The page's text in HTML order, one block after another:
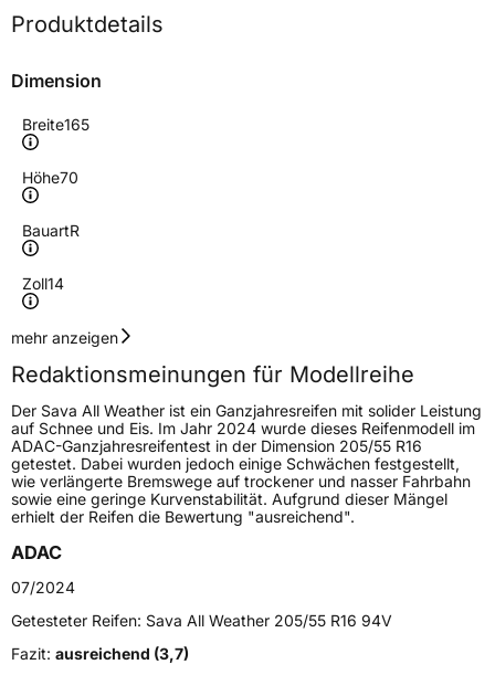
Produktdetails
Dimension
Breite165
Höhe70
BauartR
Zoll14
Geschwindigkeitsindex
Höchstgeschwindigkeit
190 km/h
Lastindex81
Höchstlast462 kg
Gewicht (in kg)6 kg
Generelle Merkmale
Fahrzeugtyp
VerwendungGanzjahresreifen
ModellnameAll Weather
mehr anzeigen
Redaktionsmeinungen für Modellreihe
Der Sava All Weather ist ein Ganzjahresreifen mit solider Leistung
auf Schnee und Eis. Im Jahr 2024 wurde dieses Reifenmodell im
ADAC-Ganzjahresreifentest in der Dimension 205/55 R16
getestet. Dabei wurden jedoch einige Schwächen festgestellt,
wie verlängerte Bremswege auf trockener und nasser Fahrbahn
sowie eine geringe Kurvenstabilität. Aufgrund dieser Mängel
erhielt der Reifen die Bewertung "ausreichend".
ADAC
07/2024
Getesteter Reifen: Sava All Weather 205/55 R16 94V
Fazit: ausreichend (3,7)